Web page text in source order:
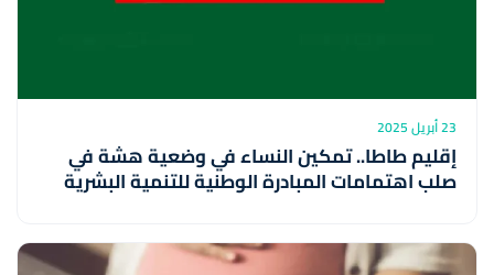
23 أبريل 2025
إقليم طاطا.. تمكين النساء في وضعية هشة في
صلب اهتمامات المبادرة الوطنية للتنمية البشرية